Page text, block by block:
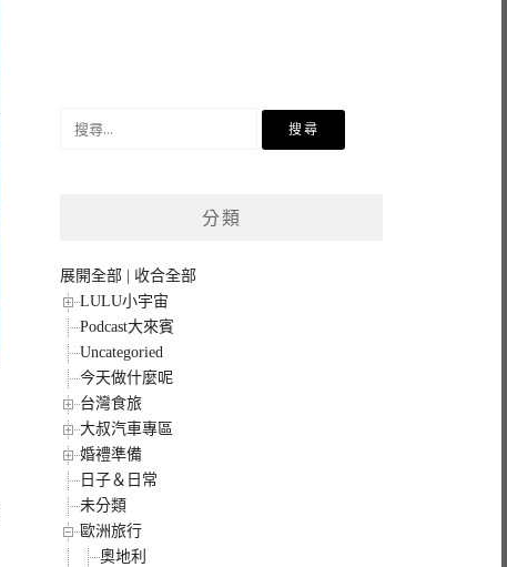
分類
展開全部
收合全部
LULU小宇宙
Podcast大來賓
Uncategoried
今天做什麼呢
台灣食旅
大叔汽車專區
婚禮準備
日子＆日常
未分類
歐洲旅行
奧地利